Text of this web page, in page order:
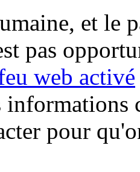
et le
pas
web activé
informations
pour